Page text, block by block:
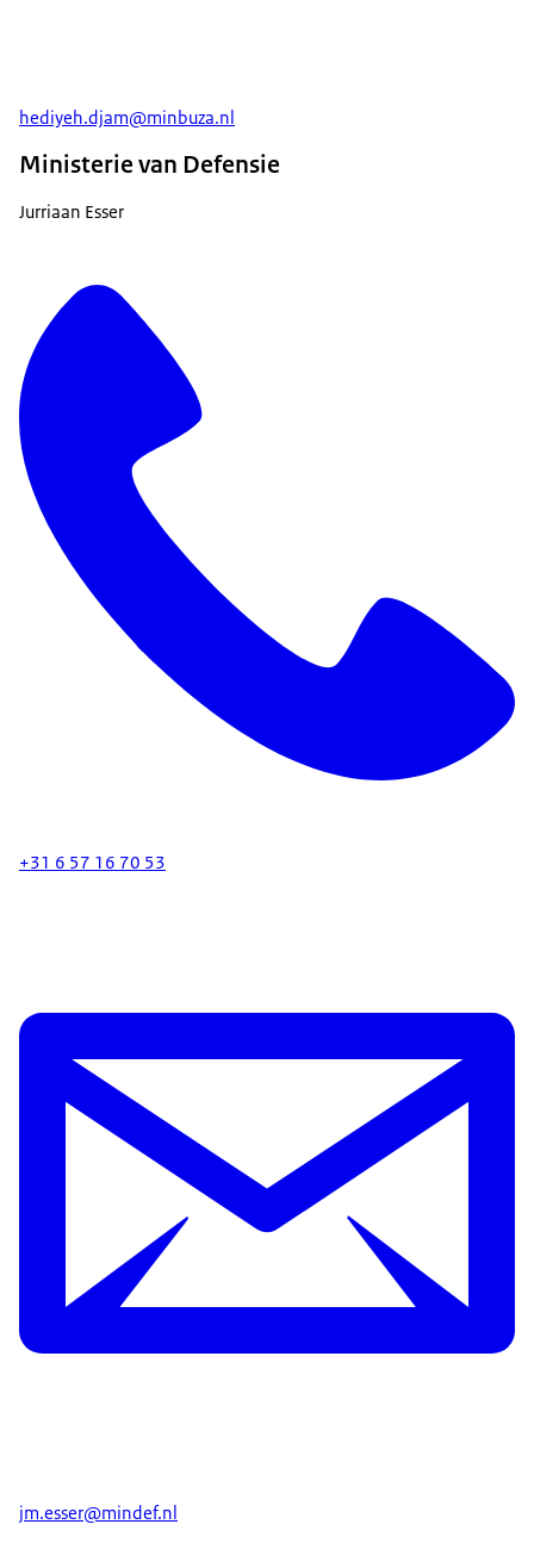
hediyeh.djam@minbuza.nl
Ministerie van Defensie
Jurriaan Esser
+31 6 57 16 70 53
jm.esser@mindef.nl